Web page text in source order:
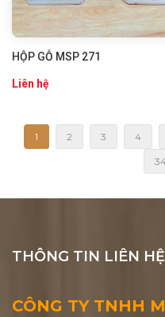
HỘP GỖ MSP 271
Liên hệ
1 2 3 4
THÔNG TIN LIÊN HỆ
CÔNG TY TNHH